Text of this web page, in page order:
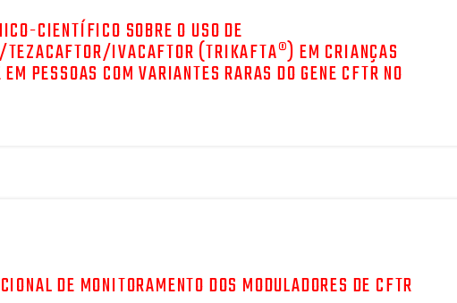
CIENTÍFICO SOBRE O USO DE
TEZACAFTOR/IVACAFTOR (TRIKAFTA®) EM CRIANÇAS
PESSOAS COM VARIANTES RARAS DO GENE CFTR NO
DE MONITORAMENTO DOS MODULADORES DE CFTR